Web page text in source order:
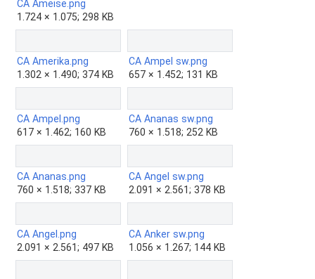
CA Ameise.png
1.724 × 1.075; 298 KB
CA Amerika.png
1.302 × 1.490; 374 KB
CA Ampel sw.png
657 × 1.452; 131 KB
CA Ampel.png
617 × 1.462; 160 KB
CA Ananas sw.png
760 × 1.518; 252 KB
CA Ananas.png
760 × 1.518; 337 KB
CA Angel sw.png
2.091 × 2.561; 378 KB
CA Angel.png
2.091 × 2.561; 497 KB
CA Anker sw.png
1.056 × 1.267; 144 KB